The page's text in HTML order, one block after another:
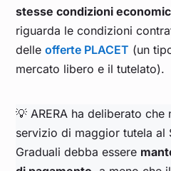
stesse condizioni
riguarda le condizioni
delleofferte PLACET (un
mercato libero e il tutelato).
💡 ARERA ha deliberato
servizio di maggior tutela al
Graduali debba essere